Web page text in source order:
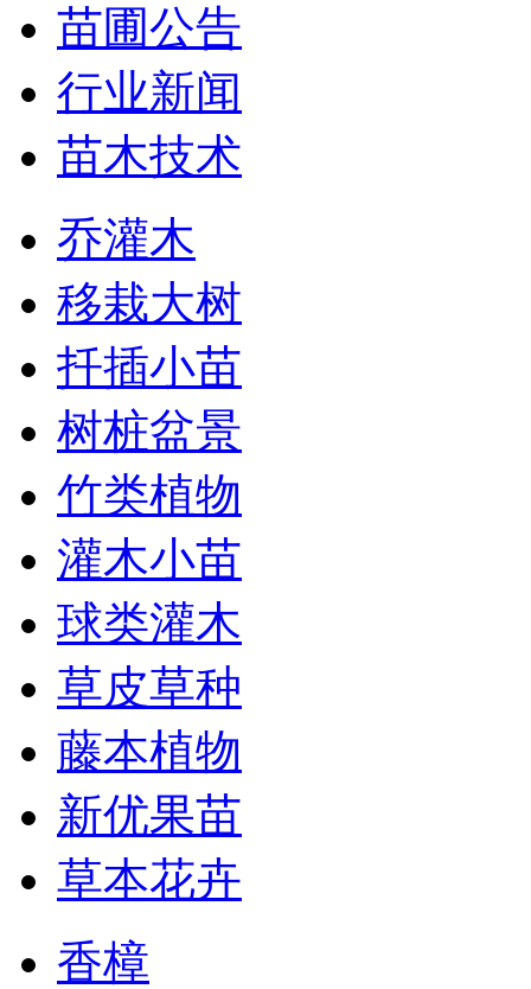
苗圃公告
行业新闻
苗木技术
乔灌木
移栽大树
扦插小苗
树桩盆景
竹类植物
灌木小苗
球类灌木
草皮草种
藤本植物
新优果苗
草本花卉
香樟